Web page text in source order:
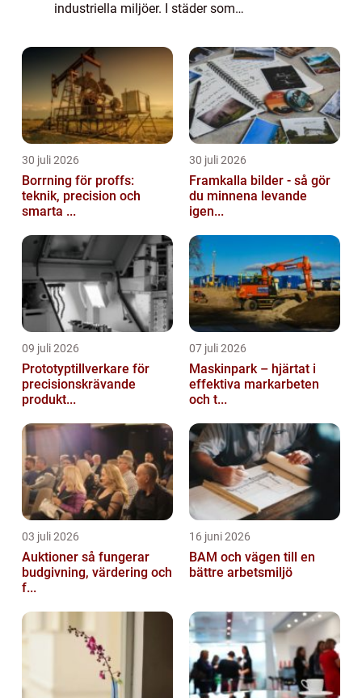
industriella miljöer. I städer som
30 juli 2026
Borrning för proffs:
teknik, precision och
smarta ...
30 juli 2026
Framkalla bilder - så gör
du minnena levande
igen...
09 juli 2026
Prototyptillverkare för
precisionskrävande
produkt...
07 juli 2026
Maskinpark – hjärtat i
effektiva markarbeten
och t...
03 juli 2026
Auktioner så fungerar
budgivning, värdering och
f...
16 juni 2026
BAM och vägen till en
bättre arbetsmiljö